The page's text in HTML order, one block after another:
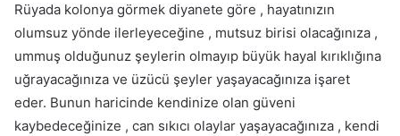
Rüyada kolonya görmek diyanete göre , hayatınızın
olumsuz yönde ilerleyeceğine , mutsuz birisi olacağınıza ,
ummuş olduğunuz şeylerin olmayıp büyük hayal kırıklığına
uğrayacağınıza ve üzücü şeyler yaşayacağınıza işaret
eder. Bunun haricinde kendinize olan güveni
kaybedeceğinize , can sıkıcı olaylar yaşayacağınıza , kendi